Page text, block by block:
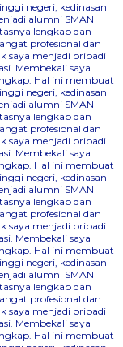
negeri, kedinasan
alumni SMAN
lengkap dan
profesional dan
saya menjadi pribadi
Membekali saya
Hal ini membuat
negeri, kedinasan
alumni SMAN
lengkap dan
profesional dan
saya menjadi pribadi
Membekali saya
Hal ini membuat
negeri, kedinasan
alumni SMAN
lengkap dan
profesional dan
saya menjadi pribadi
Membekali saya
Hal ini membuat
negeri, kedinasan
alumni SMAN
lengkap dan
profesional dan
saya menjadi pribadi
Membekali saya
Hal ini membuat